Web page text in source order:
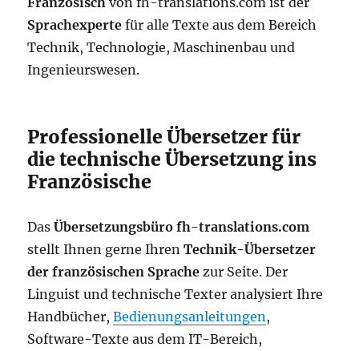
Sprachexperte für alle Texte aus dem Bereich
Technik, Technologie, Maschinenbau und
Ingenieurswesen.
Professionelle Übersetzer für
die technische Übersetzung ins
Französische
DasÜbersetzungsbüro fh-translations.com
stellt Ihnen gerne IhrenTechnik-Übersetzer
der französischen Sprache zur Seite. Der
Linguist und technische Texter analysiert Ihre
Handbücher,Bedienungsanleitungen,
Software-Texte aus dem IT-Bereich,